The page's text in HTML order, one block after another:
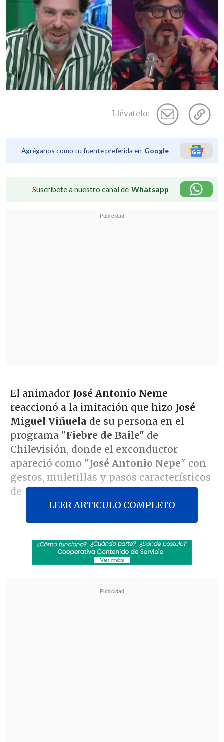
Llévatelo:
Agréganos como tu fuente preferida en Google
Suscríbete a nuestro canal de Whatsapp
El animador José Antonio Neme
reaccionó a la imitación que hizo José
Miguel Viñuela de su persona en el
programa "Fiebre de Baile" de
Chilevisión, donde el exconductor
apareció como "José Antonio Nepe" con
gestos, muletillas y pasos característicos
de Neme.
LEER ARTICULO COMPLETO